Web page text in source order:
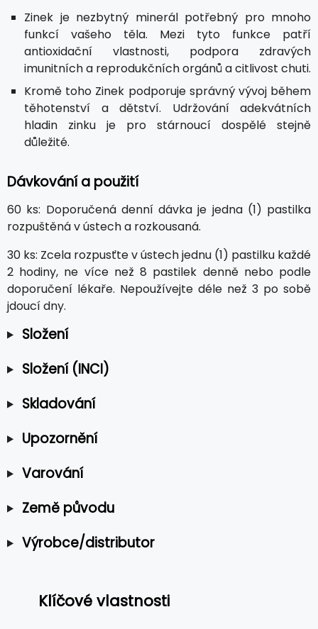
Zinek je nezbytný minerál potřebný pro mnoho
funkcí vašeho těla. Mezi tyto funkce patří
antioxidační vlastnosti, podpora zdravých
imunitních a reprodukčních orgánů a citlivost chuti.
Kromě toho Zinek podporuje správný vývoj během
těhotenství a dětství. Udržování adekvátních
hladin zinku je pro stárnoucí dospělé stejně
důležité.
Dávkování a použití
60 ks: Doporučená denní dávka je jedna (1) pastilka
rozpuštěná v ústech a rozkousaná.
30 ks: Zcela rozpusťte v ústech jednu (1) pastilku každé
2 hodiny, ne více než 8 pastilek denně nebo podle
doporučení lékaře. Nepoužívejte déle než 3 po sobě
jdoucí dny.
Složení
Složení (INCI)
Skladování
Upozornění
Varování
Země původu
Výrobce/distributor
Klíčové vlastnosti